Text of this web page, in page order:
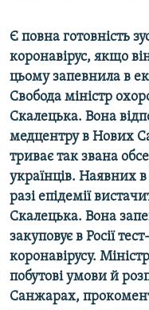
Є повна готовність
коронавірус, якщо
цьому запевнила в
Свобода міністр
Скалецька. Вона
медцентру в Нових
триває так звана
українців. Наявних
разі епідемії
Скалецька. Вона
закуповує в Росії
коронавірусу.
побутові умови й
Санжарах,